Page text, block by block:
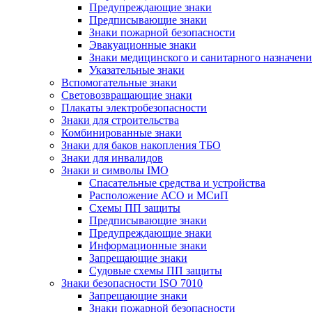
Предупреждающие знаки
Предписывающие знаки
Знаки пожарной безопасности
Эвакуационные знаки
Знаки медицинского и санитарного
Указательные знаки
Вспомогательные знаки
Световозвращающие знаки
Плакаты электробезопасности
Знаки для строительства
Комбинированные знаки
Знаки для баков накопления ТБО
Знаки для инвалидов
Знаки и символы IMO
Спасательные средства и устройства
Расположение АСО и МСиП
Схемы ПП защиты
Предписывающие знаки
Предупреждающие знаки
Информационные знаки
Запрещающие знаки
Судовые схемы ПП защиты
Знаки безопасности ISO 7010
Запрещающие знаки
Знаки пожарной безопасности